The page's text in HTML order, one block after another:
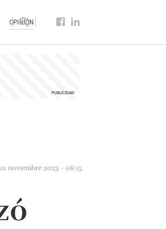
OPINIÓN
noviembre 2023 - 06:15